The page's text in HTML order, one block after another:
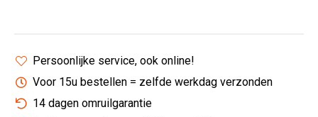
Persoonlijke service, ook online!
Voor 15u bestellen = zelfde werkdag verzonden
14 dagen omruilgarantie